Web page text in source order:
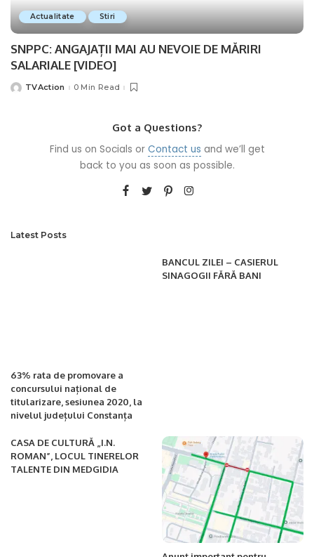
Actualitate Stiri
SNPPC: ANGAJAȚII MAI AU NEVOIE DE MĂRIRI
SALARIALE [VIDEO]
PostedTVAction 0 Min Read
Got a Questions?
Find us on Socials or Contact us and we’ll get
back to you as soon as possible.
Latest Posts
63% rata de promovare a
concursului național de
titularizare, sesiunea 2020, la
nivelul județului Constanța
BANCUL ZILEI – CASIERUL
SINAGOGII FĂRĂ BANI
CASA DE CULTURĂ „I.N.
ROMAN”, LOCUL TINERELOR
TALENTE DIN MEDGIDIA